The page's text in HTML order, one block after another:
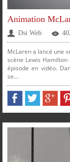
Animation
Dsi Web
McLaren a lancé une
scène Lewis
épisode en vidéo.
se...